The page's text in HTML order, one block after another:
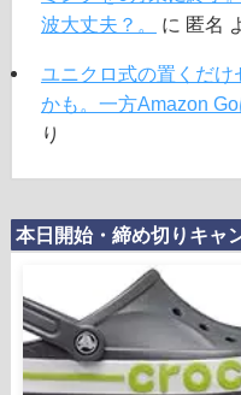
波大丈夫？。
に 匿名
ユニクロ式の置くだ
かも。一方Amazon Go
り
本日開始・締め切りキャ